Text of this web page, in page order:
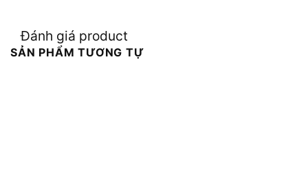
Đánh giá product
SẢN PHẨM TƯƠNG TỰ